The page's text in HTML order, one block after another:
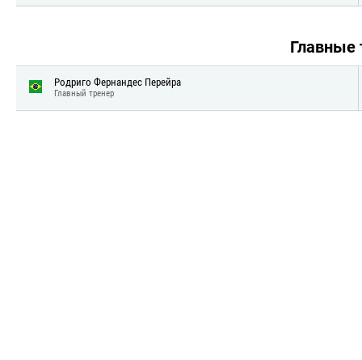
Главные
Родриго Фернандес Перейра
Главный тренер